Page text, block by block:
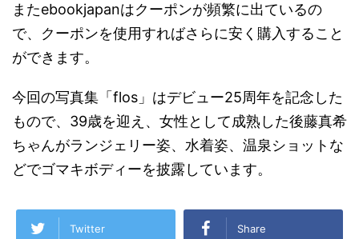
またebookjapanはクーポンが頻繁に出ているの
で、クーポンを使用すればさらに安く購入すること
ができます。
今回の写真集「flos」はデビュー25周年を記念した
もので、39歳を迎え、女性として成熟した後藤真希
ちゃんがランジェリー姿、水着姿、温泉ショットな
どでゴマキボディーを披露しています。
Twitter Share